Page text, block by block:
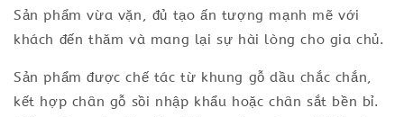
Sản phẩm vừa vặn, đủ tạo ấn tượng mạnh mẽ với
khách đến thăm và mang lại sự hài lòng cho gia chủ.
Sản phẩm được chế tác từ khung gỗ dầu chắc chắn,
kết hợp chân gỗ sồi nhập khẩu hoặc chân sắt bền bỉ.